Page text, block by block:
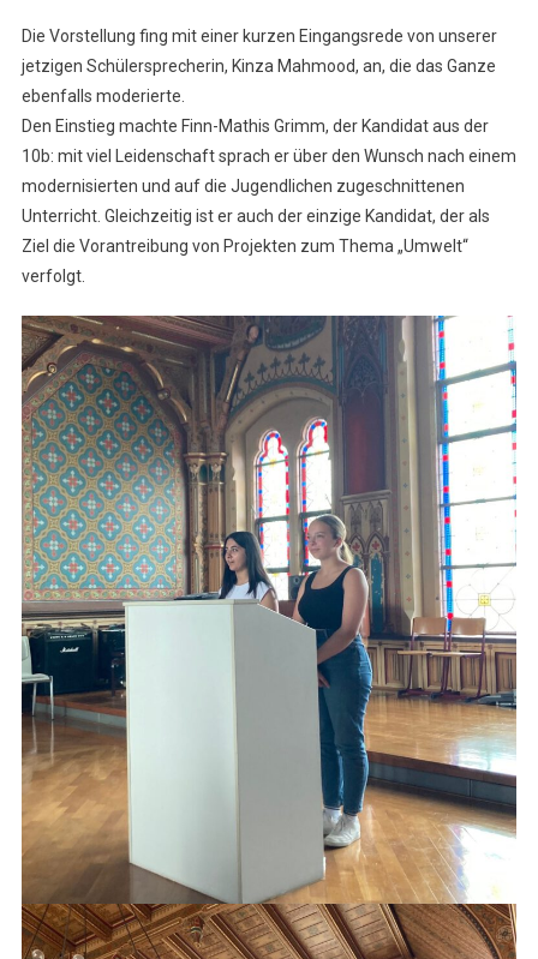
Die Vorstellung fing mit einer kurzen Eingangsrede von unserer
jetzigen Schülersprecherin, Kinza Mahmood, an, die das Ganze
ebenfalls moderierte.
Den Einstieg machte Finn-Mathis Grimm, der Kandidat aus der
10b: mit viel Leidenschaft sprach er über den Wunsch nach einem
modernisierten und auf die Jugendlichen zugeschnittenen
Unterricht. Gleichzeitig ist er auch der einzige Kandidat, der als
Ziel die Vorantreibung von Projekten zum Thema „Umwelt“
verfolgt.